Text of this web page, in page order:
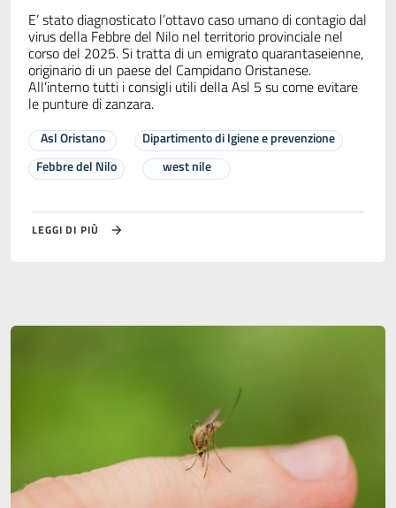
E’ stato diagnosticato l’ottavo caso umano di contagio dal
virus della Febbre del Nilo nel territorio provinciale nel
corso del 2025. Si tratta di un emigrato quarantaseienne,
originario di un paese del Campidano Oristanese.
All’interno tutti i consigli utili della Asl 5 su come evitare
le punture di zanzara.
Asl Oristano
Dipartimento di Igiene e prevenzione
Febbre del Nilo
west nile
LEGGI DI PIÙ